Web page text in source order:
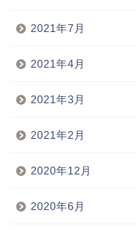
2021年7月
2021年4月
2021年3月
2021年2月
2020年12月
2020年6月